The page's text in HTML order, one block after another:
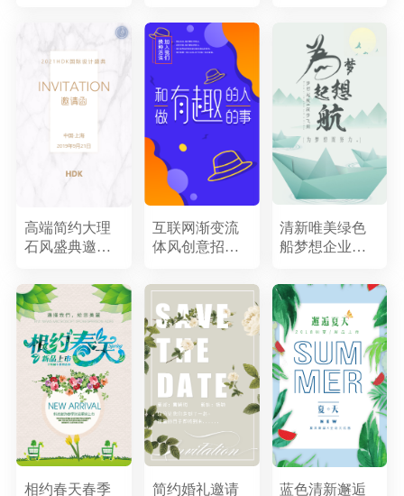
高端简约大理
石风盛典邀请
互联网渐变流
体风创意招聘
清新唯美绿色
船梦想企业文
相约春天春季
简约婚礼邀请
蓝色清新邂逅